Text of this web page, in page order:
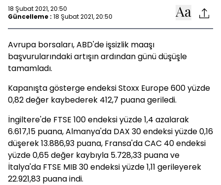
18 Şubat 2021, 20:50
Güncelleme : 18 Şubat 2021, 20:50
Avrupa borsaları, ABD'de işsizlik maaşı
başvurularındaki artışın ardından günü düşüşle
tamamladı.
Kapanışta gösterge endeksi Stoxx Europe 600 yüzde
0,82 değer kaybederek 412,7 puana geriledi.
İngiltere'de FTSE 100 endeksi yüzde 1,4 azalarak
6.617,15 puana, Almanya'da DAX 30 endeksi yüzde 0,16
düşerek 13.886,93 puana, Fransa'da CAC 40 endeksi
yüzde 0,65 değer kaybıyla 5.728,33 puana ve
İtalya'da FTSE MIB 30 endeksi yüzde 1,11 gerileyerek
22.921,83 puana indi.